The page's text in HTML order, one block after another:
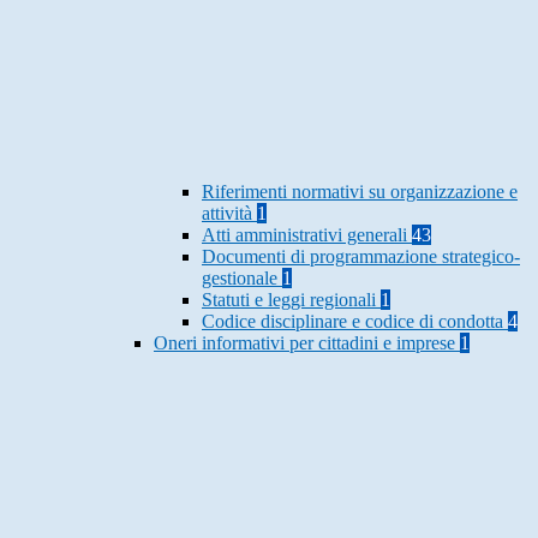
Riferimenti normativi su organizzazione e
attività 1
Atti amministrativi generali 43
Documenti di programmazione strategico-
gestionale 1
Statuti e leggi regionali 1
Codice disciplinare e codice di condotta 4
Oneri informativi per cittadini e imprese 1